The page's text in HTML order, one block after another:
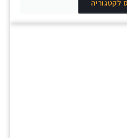
לקטגוריה